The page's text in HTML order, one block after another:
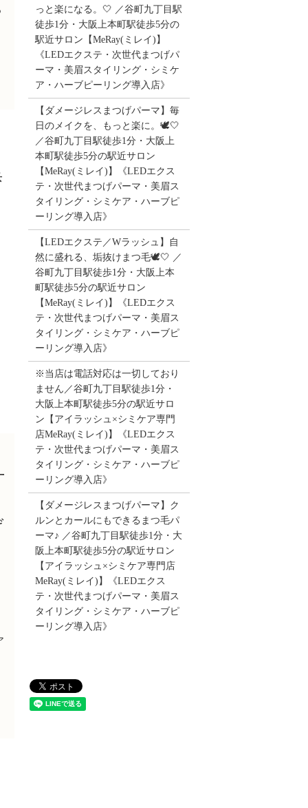
っと楽になる。🤍 ／谷町九丁目駅
徒歩1分・大阪上本町駅徒歩5分の
駅近サロン【MeRay(ミレイ)】
《LEDエクステ・次世代まつげパ
ーマ・美眉スタイリング・シミケ
ア・ハーブピーリング導入店》
【ダメージレスまつげパーマ】毎
日のメイクを、もっと楽に。🕊️🤍
／谷町九丁目駅徒歩1分・大阪上
本町駅徒歩5分の駅近サロン
【MeRay(ミレイ)】《LEDエクス
テ・次世代まつげパーマ・美眉ス
タイリング・シミケア・ハーブピ
ーリング導入店》
【LEDエクステ／Wラッシュ】自
然に盛れる、垢抜けまつ毛🕊️🤍 ／
谷町九丁目駅徒歩1分・大阪上本
町駅徒歩5分の駅近サロン
【MeRay(ミレイ)】《LEDエクス
テ・次世代まつげパーマ・美眉ス
タイリング・シミケア・ハーブピ
ーリング導入店》
※当店は電話対応は一切しており
ません／谷町九丁目駅徒歩1分・
大阪上本町駅徒歩5分の駅近サロ
ン【アイラッシュ×シミケア専門
店MeRay(ミレイ)】《LEDエクス
テ・次世代まつげパーマ・美眉ス
タイリング・シミケア・ハーブピ
ーリング導入店》
【ダメージレスまつげパーマ】ク
ルンとカールにもできるまつ毛パ
ーマ♪ ／谷町九丁目駅徒歩1分・大
阪上本町駅徒歩5分の駅近サロン
【アイラッシュ×シミケア専門店
MeRay(ミレイ)】《LEDエクス
テ・次世代まつげパーマ・美眉ス
タイリング・シミケア・ハーブピ
ーリング導入店》